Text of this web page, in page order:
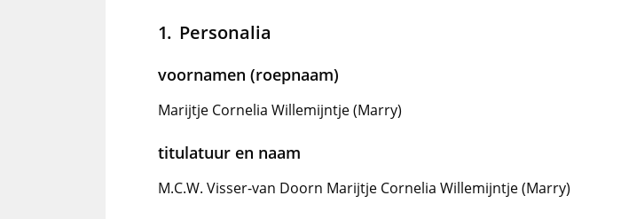
Personalia
voornamen (roepnaam)
Marijtje Cornelia Willemijntje (Marry)
titulatuur en naam
M.C.W. Visser-van Doorn Marijtje Cornelia Willemijntje (Marry)